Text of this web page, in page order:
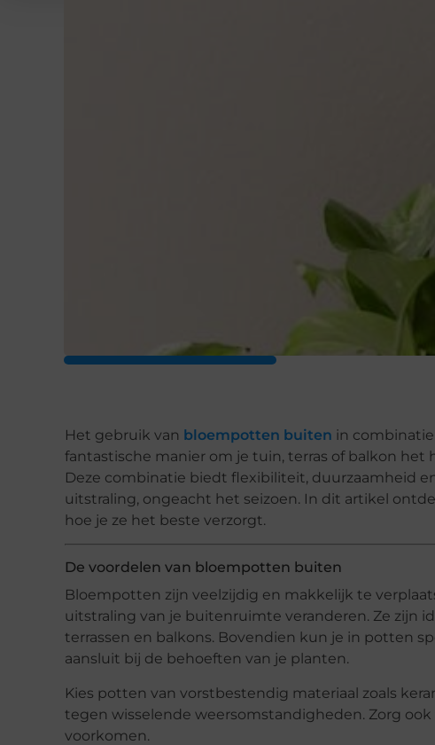
Het gebruik van bloempotten buiten in
fantastische manier om je tuin, terras of balkon het
Deze combinatie biedt flexibiliteit, duurzaamheid
uitstraling, ongeacht het seizoen. In dit artikel
hoe je ze het beste verzorgt.
De voordelen van bloempotten buiten
Bloempotten zijn veelzijdig en makkelijk te
uitstraling van je buitenruimte veranderen. Ze zijn
terrassen en balkons. Bovendien kun je in potten
aansluit bij de behoeften van je planten.
Kies potten van vorstbestendig materiaal zoals
tegen wisselende weersomstandigheden. Zorg
voorkomen.